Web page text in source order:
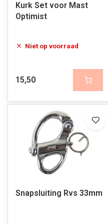
Kurk Set voor Mast
Optimist
Niet op voorraad
15,50
Snapsluiting Rvs 33mm